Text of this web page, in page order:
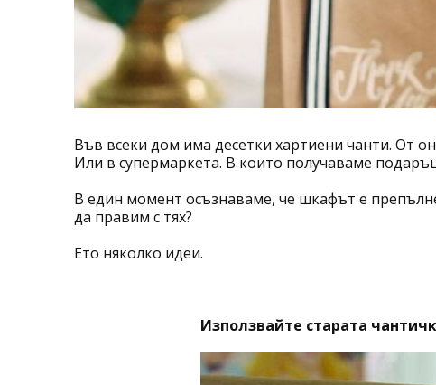
Във всеки дом има десетки хартиени чанти. От
Или в супермаркета. В които получаваме
В един момент осъзнаваме, че шкафът е
да правим с тях?
Ето няколко идеи.
Използвайте старата